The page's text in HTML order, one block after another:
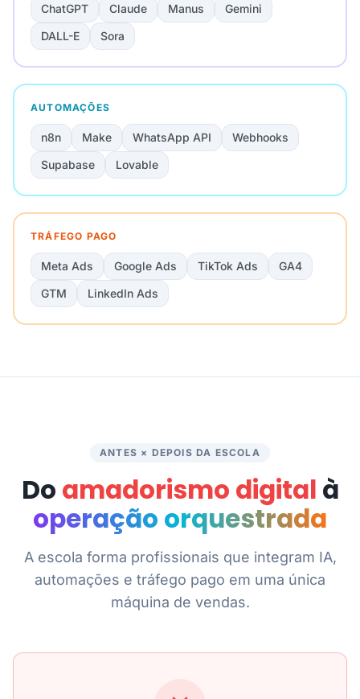
ChatGPT Claude Manus
Gemini
DALL-E
Sora
AUTOMAÇÕES
n8n Make WhatsApp API
Webhooks
Supabase
Lovable
TRÁFEGO PAGO
Meta Ads Google Ads TikTok Ads
GA4
GTM
LinkedIn Ads
ANTES × DEPOIS DA ESCOLA
Do amadorismo digital à
operação orquestrada
A escola forma profissionais que integram IA,
automações e tráfego pago em uma única
máquina de vendas.